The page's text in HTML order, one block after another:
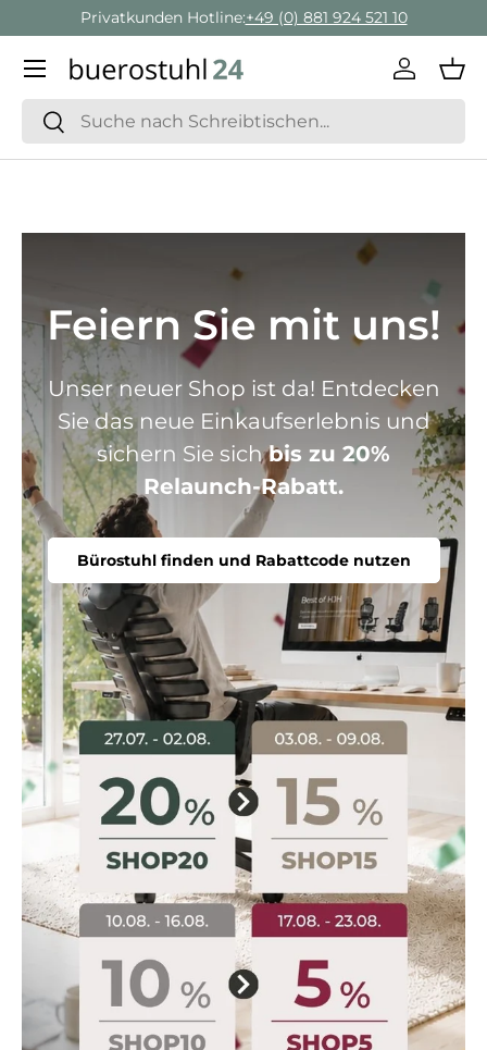
Direkt zum Inhalt
Geschäftskunden Beratung:+ 49 (0) 881 924 521 22
Suchen
Suchen
Menü
Feiern Sie mit uns!
Unser neuer Shop ist da! Entdecken
Sie das neue Einkaufserlebnis und
sichern Sie sichbis zu 20%
Relaunch-Rabatt.
Bürostuhl finden und Rabattcode nutzen